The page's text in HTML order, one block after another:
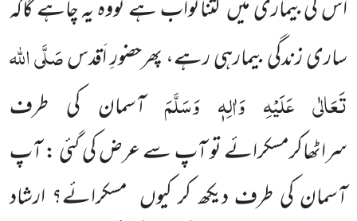
اس کی بیماری میںکتناثواب ہے تووہ یہچاہے گاکہ
ساری زندگی بیمارہی رہے، پھرحضورِ اَقدسصَلَّی اللہ
تَعَالٰی عَلَیْہِ وَاٰلِہٖ وَسَلَّمَآسمان کی طرف
سراٹھاکرمسکرائےتوآپ سے عرض کی گئی : آپ
آسمان کی طرف دیکھ کر کیوں مسکرائے؟ ارشاد